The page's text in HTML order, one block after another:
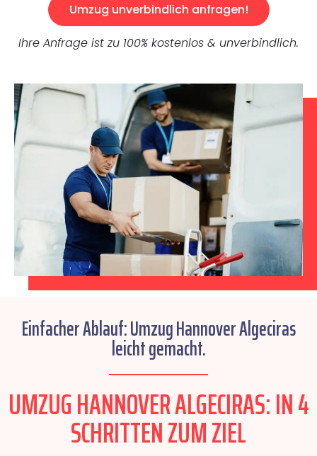
Umzug unverbindlich anfragen!
Ihre Anfrage ist zu 100% kostenlos & unverbindlich.
Einfacher Ablauf: Umzug Hannover Algeciras
leicht gemacht.
UMZUG HANNOVER ALGECIRAS: IN 4
SCHRITTEN ZUM ZIEL